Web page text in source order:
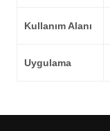
Kullanım Alanı
Uygulama